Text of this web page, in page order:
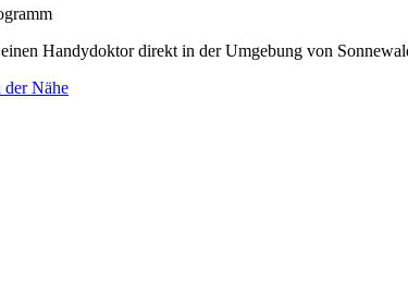
Handydoktor direkt in der Umgebung von
Nähe